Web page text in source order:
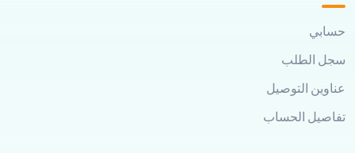
حسابي
سجل الطلب
عناوين التوصيل
تفاصيل الحساب